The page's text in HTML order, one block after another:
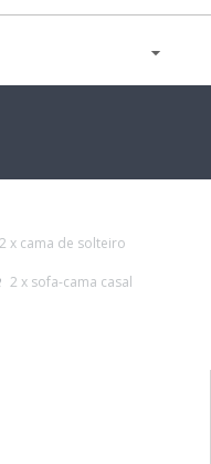
2 x cama de solteiro
2 x sofa-cama casal